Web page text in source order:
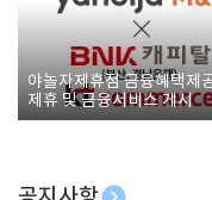
야놀자제휴점 금융혜택제
제휴 및 금융서비스 게시